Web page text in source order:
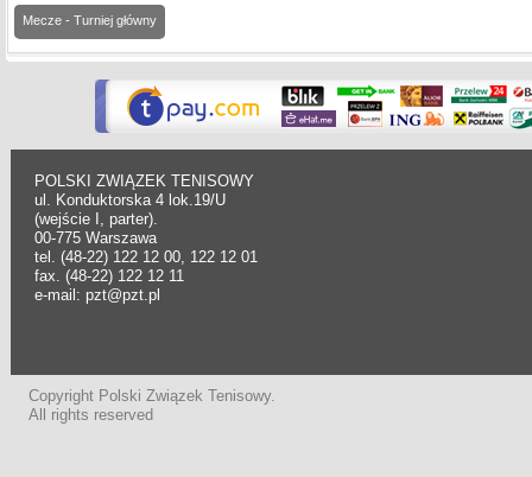
Mecze - Turniej główny
POLSKI ZWIĄZEK TENISOWY
ul. Konduktorska 4 lok.19/U
(wejście I, parter).
00-775 Warszawa
tel. (48-22) 122 12 00, 122 12 01
fax. (48-22) 122 12 11
e-mail: pzt@pzt.pl
Copyright Polski Związek Tenisowy.
All rights reserved